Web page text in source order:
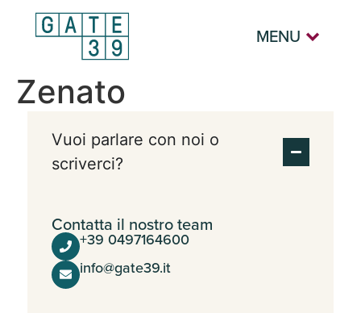
MENU
Zenato
Vuoi parlare con noi o
scriverci?
Contatta il nostro team
+39 0497164600
info@gate39.it